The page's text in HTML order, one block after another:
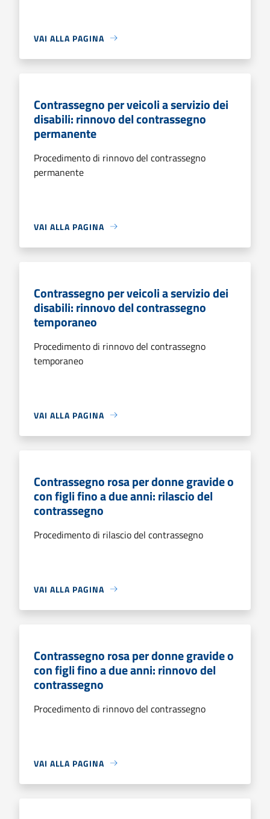
VAI ALLA PAGINA
Contrassegno per veicoli a servizio dei
disabili: rinnovo del contrassegno
permanente
Procedimento di rinnovo del contrassegno
permanente
VAI ALLA PAGINA
Contrassegno per veicoli a servizio dei
disabili: rinnovo del contrassegno
temporaneo
Procedimento di rinnovo del contrassegno
temporaneo
VAI ALLA PAGINA
Contrassegno rosa per donne gravide o
con figli fino a due anni: rilascio del
contrassegno
Procedimento di rilascio del contrassegno
VAI ALLA PAGINA
Contrassegno rosa per donne gravide o
con figli fino a due anni: rinnovo del
contrassegno
Procedimento di rinnovo del contrassegno
VAI ALLA PAGINA